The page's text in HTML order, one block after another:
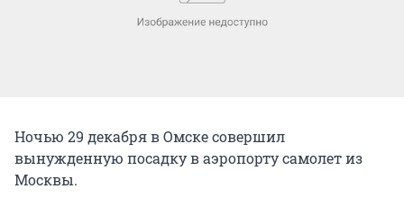
Ночью 29 декабря в Омске совершил
вынужденную посадку в аэропорту самолет из
Москвы.